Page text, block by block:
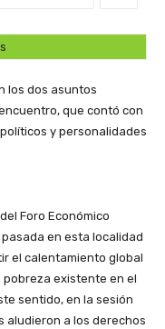
los dos asuntos
que contó con
y personalidades
Foro Económico
en esta localidad
el calentamiento global
existente en el
sentido, en la sesión
aludieron a los derechos